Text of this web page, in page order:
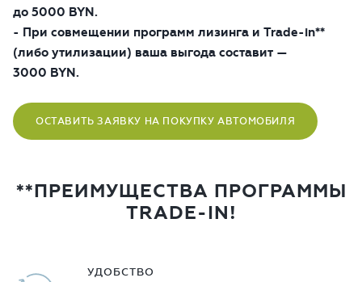
до 5000 BYN.
- При совмещении программ лизинга и Trade-in**
(либо утилизации) ваша выгода составит —
3000 BYN.
ОСТАВИТЬ ЗАЯВКУ НА ПОКУПКУ АВТОМОБИЛЯ
**ПРЕИМУЩЕСТВА ПРОГРАММЫ
TRADE-IN!
УДОБСТВО